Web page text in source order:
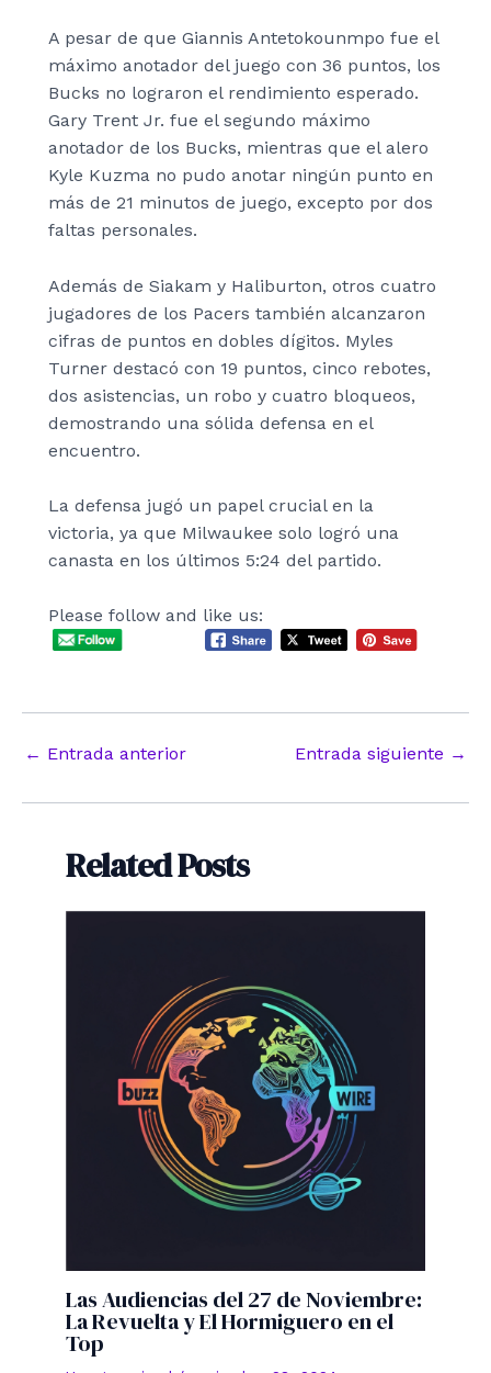
A pesar de que Giannis Antetokounmpo fue el
máximo anotador del juego con 36 puntos, los
Bucks no lograron el rendimiento esperado.
Gary Trent Jr. fue el segundo máximo
anotador de los Bucks, mientras que el alero
Kyle Kuzma no pudo anotar ningún punto en
más de 21 minutos de juego, excepto por dos
faltas personales.
Además de Siakam y Haliburton, otros cuatro
jugadores de los Pacers también alcanzaron
cifras de puntos en dobles dígitos. Myles
Turner destacó con 19 puntos, cinco rebotes,
dos asistencias, un robo y cuatro bloqueos,
demostrando una sólida defensa en el
encuentro.
La defensa jugó un papel crucial en la
victoria, ya que Milwaukee solo logró una
canasta en los últimos 5:24 del partido.
Please follow and like us:
Navegación
entradas
← Entrada anterior Entrada siguiente →
Related Posts
Las Audiencias del 27 de Noviembre:
La Revuelta y El Hormiguero en el
Top